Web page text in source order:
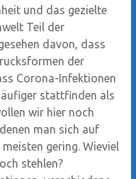
und das gezielte
Teil der
davon, dass
der
Corona-Infektionen
stattfinden als
wir hier noch
man sich auf
gering. Wieviel
stehlen?